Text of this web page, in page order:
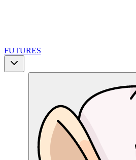
FUTURES